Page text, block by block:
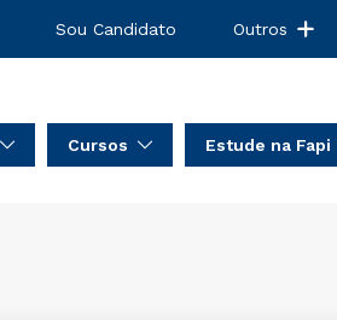
Sou Candidato Outros
Cursos Estude na Fapi